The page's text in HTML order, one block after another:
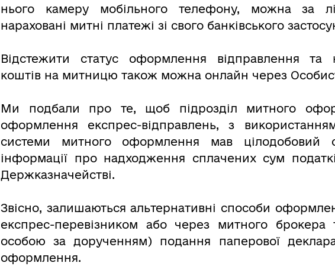
нього камеру мобільного телефону, можна за
нараховані митні платежі зі свого банківського
Відстежити статус оформлення відправлення та
коштів на митницю також можна онлайн через
Ми подбали про те, щоб підрозділ митного
оформлення експрес-відправлень, з
системи митного оформлення мав цілодобовий
інформації про надходження сплачених сум
Держказначействі.
Звісно, залишаються альтернативні способи
експрес-перевізником або через митного
особою за дорученням) подання паперової
оформлення.